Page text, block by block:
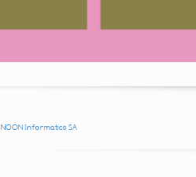
NOON Informatics SA